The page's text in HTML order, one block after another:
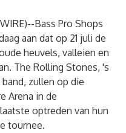
)--Bass Pro Shops
aan dat op 21 juli de
heuvels, valleien en
The Rolling Stones, 's
zullen op die
Arena in de
optreden van hun
tournee.